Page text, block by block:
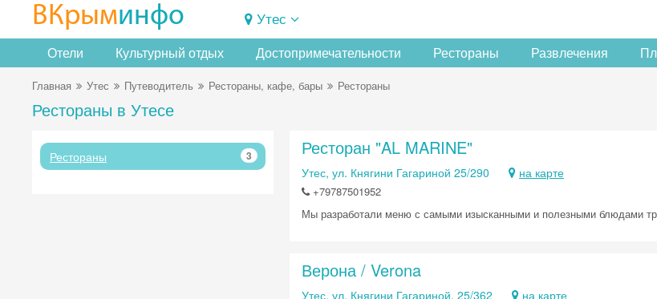
ВКрыминфо Утес
Отели Культурный отдых Достопримечательности Рестораны Развлечения
Главная Утес Путеводитель Рестораны, кафе, бары Рестораны
Рестораны в Утесе
Рестораны 3 Ресторан "AL MARINE"
Утес, ул. Княгини Гагариной 25/290 на карте
+79787501952
Мы разработали меню с самыми изысканными и полезными блюдами
Верона / Verona
Утес, ул. Княгини Гагариной, 25/362 на карте